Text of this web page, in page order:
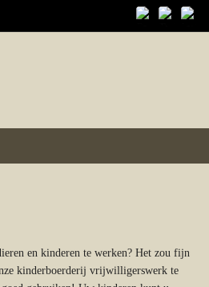
en kinderen te werken? Het zou fijn
kinderboerderij vrijwilligerswerk te